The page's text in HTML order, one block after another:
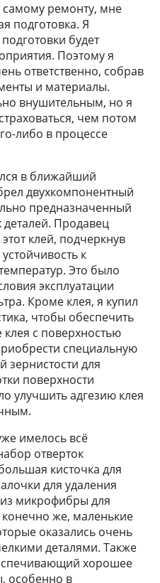
самому ремонту, мне
подготовка. Я
будет
Поэтому я
ответственно, собрав
и материалы.
внушительным, но я
чем потом
либо в процессе
в ближайший
двухкомпонентный
предназначенный
Продавец
клей, подчеркнув
к
Это было
эксплуатации
Кроме клея, я купил
чтобы обеспечить
с поверхностью
специальную
зернистости для
поверхности
улучшить адгезию клея
имелось всё
отверток
кисточка для
для удаления
микрофибры для
конечно же, маленькие
оказались очень
деталями. Также
хорошее
особенно в